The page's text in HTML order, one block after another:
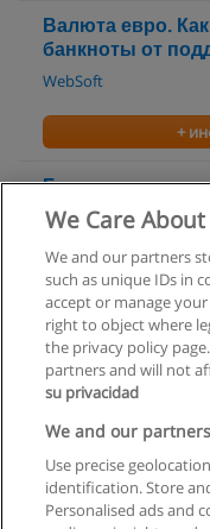
Валюта евро.
банкноты от
WebSoft
+
Банковское дело
Всероссийский
+
We Care
We and our partners
such as unique IDs in
accept or manage
right to object where
the privacy policy
partners and will not
su privacidad
We and our
Use precise
identification. Store
Personalised ads and